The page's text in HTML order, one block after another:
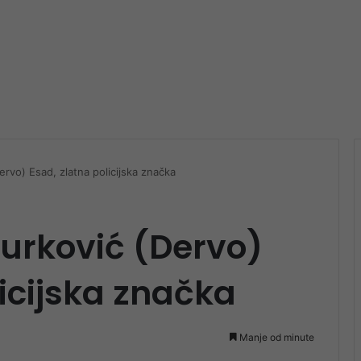
Esad, zlatna policijska značka
(Dervo)
značka
Manje od minute